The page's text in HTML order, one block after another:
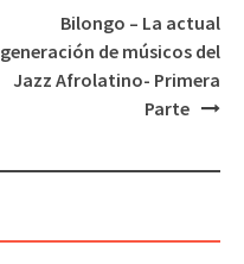
Bilongo – La actual
generación de músicos del
Jazz Afrolatino- Primera
Parte